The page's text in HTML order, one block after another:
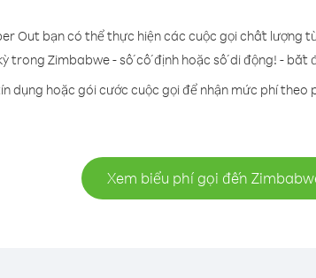
Out bạn có thể thực hiện các cuộc gọi chất lượng
trong Zimbabwe - số cố định hoặc số di động! - bắt
dụng hoặc gói cước cuộc gọi để nhận mức phí
Xem biểu phí gọi đến